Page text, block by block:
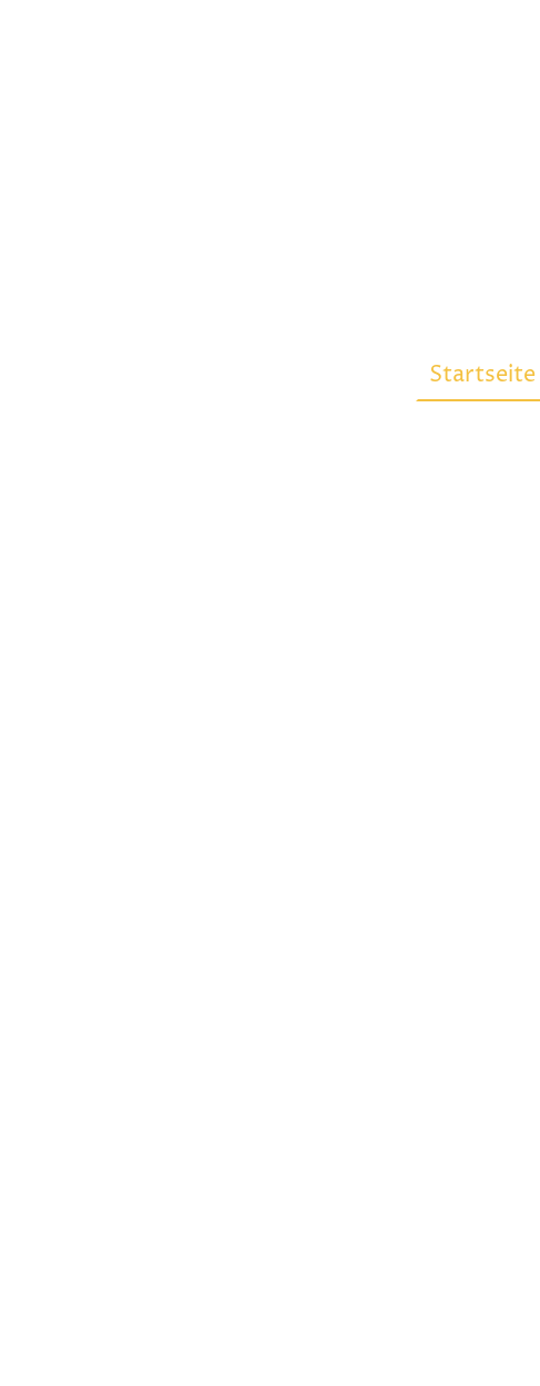
Startseite